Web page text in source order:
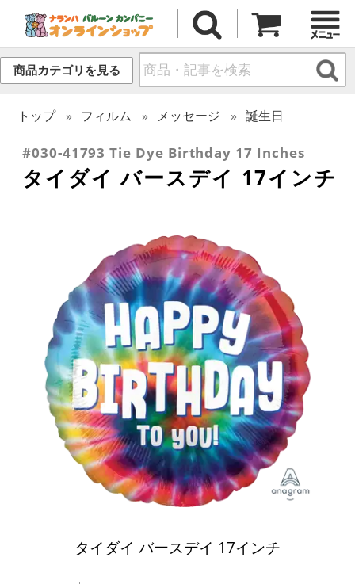
商品カテゴリを見る
トップ フィルム メッセージ 誕生日
#030-41793 Tie Dye Birthday 17 Inches
タイダイ バースデイ 17インチ
タイダイ バースデイ 17インチ